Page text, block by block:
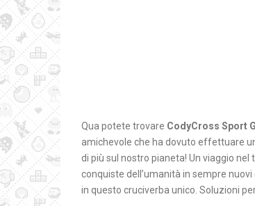
Qua potete trovare CodyCross Sport
amichevole che ha dovuto effettuare
di più sul nostro pianeta! Un viaggio
conquiste dell’umanità in sempre
in questo cruciverba unico. Soluzioni